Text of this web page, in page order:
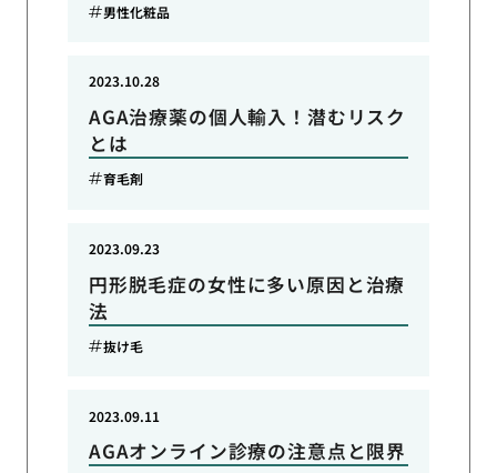
男性化粧品
AGA治療薬の個人輸入！潜むリスク
とは
2023.10.28
育毛剤
円形脱毛症の女性に多い原因と治療
法
2023.09.23
抜け毛
AGAオンライン診療の注意点と限界
2023.09.11